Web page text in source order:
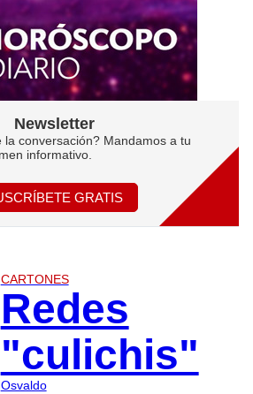
Newsletter
la conversación? Mandamos a tu
informativo.
GRATIS
CARTONES
Redes
"culichis"
Osvaldo